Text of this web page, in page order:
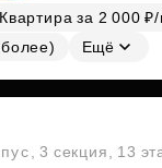
Квартира за 2 000
Ещё
3 секция, 13